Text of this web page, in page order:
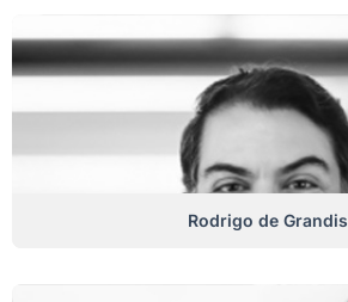
Rodrigo de Grandis